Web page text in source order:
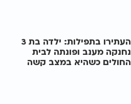
העתירו בתפילות: ילדה בת 3
נחנקה מענב ופונתה לבית
החולים כשהיא במצב קשה